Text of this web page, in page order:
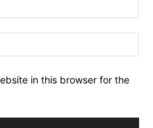
in this browser for the